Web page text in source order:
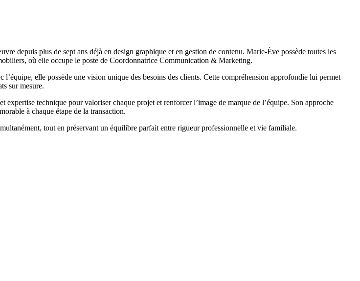
depuis plus de sept ans déjà en design graphique et en gestion de contenu. Marie-Ève possède toutes les
où elle occupe le poste de Coordonnatrice Communication & Marketing.
elle possède une vision unique des besoins des clients. Cette compréhension approfondie lui permet
sur mesure.
technique pour valoriser chaque projet et renforcer l’image de marque de l’équipe. Son approche
à chaque étape de la transaction.
tout en préservant un équilibre parfait entre rigueur professionnelle et vie familiale.